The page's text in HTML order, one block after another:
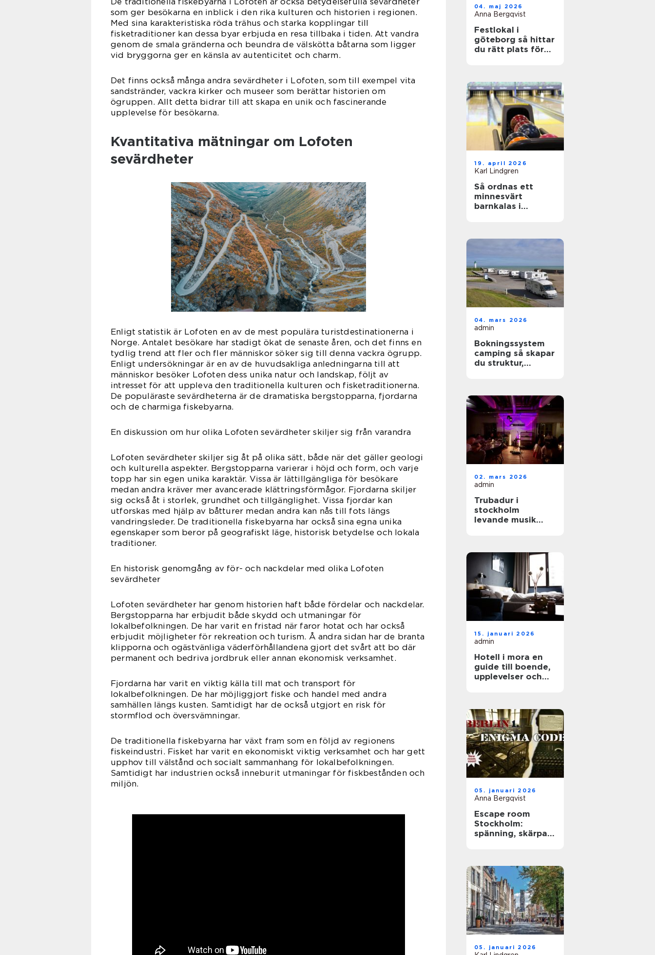
som ger besökarna en inblick i den rika kulturen och historien i regionen.
Med sina karakteristiska röda trähus och starka kopplingar till
fisketraditioner kan dessa byar erbjuda en resa tillbaka i tiden. Att vandra
genom de smala gränderna och beundra de välskötta båtarna som ligger
vid bryggorna ger en känsla av autenticitet och charm.
Det finns också många andra sevärdheter i Lofoten, som till exempel vita
sandstränder, vackra kirker och museer som berättar historien om
ögruppen. Allt detta bidrar till att skapa en unik och fascinerande
upplevelse för besökarna.
Kvantitativa mätningar om Lofoten
sevärdheter
Enligt statistik är Lofoten en av de mest populära turistdestinationerna i
Norge. Antalet besökare har stadigt ökat de senaste åren, och det finns en
tydlig trend att fler och fler människor söker sig till denna vackra ögrupp.
Enligt undersökningar är en av de huvudsakliga anledningarna till att
människor besöker Lofoten dess unika natur och landskap, följt av
intresset för att uppleva den traditionella kulturen och fisketraditionerna.
De populäraste sevärdheterna är de dramatiska bergstopparna, fjordarna
och de charmiga fiskebyarna.
En diskussion om hur olika Lofoten sevärdheter skiljer sig från varandra
Lofoten sevärdheter skiljer sig åt på olika sätt, både när det gäller geologi
och kulturella aspekter. Bergstopparna varierar i höjd och form, och varje
topp har sin egen unika karaktär. Vissa är lättillgängliga för besökare
medan andra kräver mer avancerade klättringsförmågor. Fjordarna skiljer
sig också åt i storlek, grundhet och tillgänglighet. Vissa fjordar kan
utforskas med hjälp av båtturer medan andra kan nås till fots längs
vandringsleder. De traditionella fiskebyarna har också sina egna unika
egenskaper som beror på geografiskt läge, historisk betydelse och lokala
traditioner.
En historisk genomgång av för- och nackdelar med olika Lofoten
sevärdheter
Lofoten sevärdheter har genom historien haft både fördelar och nackdelar.
Bergstopparna har erbjudit både skydd och utmaningar för
lokalbefolkningen. De har varit en fristad när faror hotat och har också
erbjudit möjligheter för rekreation och turism. Å andra sidan har de branta
klipporna och ogästvänliga väderförhållandena gjort det svårt att bo där
permanent och bedriva jordbruk eller annan ekonomisk verksamhet.
Fjordarna har varit en viktig källa till mat och transport för
lokalbefolkningen. De har möjliggjort fiske och handel med andra
samhällen längs kusten. Samtidigt har de också utgjort en risk för
stormflod och översvämningar.
De traditionella fiskebyarna har växt fram som en följd av regionens
fiskeindustri. Fisket har varit en ekonomiskt viktig verksamhet och har gett
upphov till välstånd och socialt sammanhang för lokalbefolkningen.
Samtidigt har industrien också inneburit utmaningar för fiskbestånden och
miljön.
04. maj 2026
Anna Bergqvist
Festlokal i
göteborg så hittar
du rätt plats för
19. april 2026
Karl Lindgren
Så ordnas ett
minnesvärt
barnkalas i
04. mars 2026
admin
Bokningssystem
camping så skapar
du struktur,
02. mars 2026
admin
Trubadur i
stockholm
levande musik
15. januari 2026
admin
Hotell i mora en
guide till boende,
upplevelser och
05. januari 2026
Anna Bergqvist
Escape room
Stockholm:
spänning, skärpa
05. januari 2026